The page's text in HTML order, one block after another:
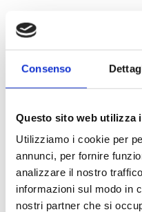
Consenso
Questo sito web utilizza
Utilizziamo i cookie per
annunci, per fornire
analizzare il nostro
informazioni sul modo in
nostri partner che si
Diametro